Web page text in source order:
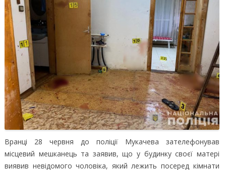
Вранці 28 червня до поліції Мукачева зателефонував
місцевий мешканець та заявив, що у будинку своєї матері
виявив невідомого чоловіка, який лежить посеред кімнати